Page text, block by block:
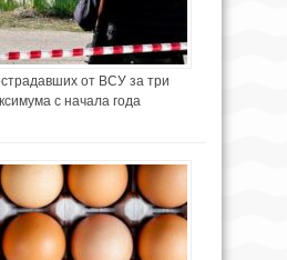
от ВСУ за три
с начала года